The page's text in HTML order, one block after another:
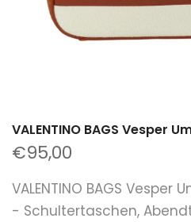
VALENTINO BAGS Vesper
€95,00
VALENTINO BAGS
- Schultertaschen,